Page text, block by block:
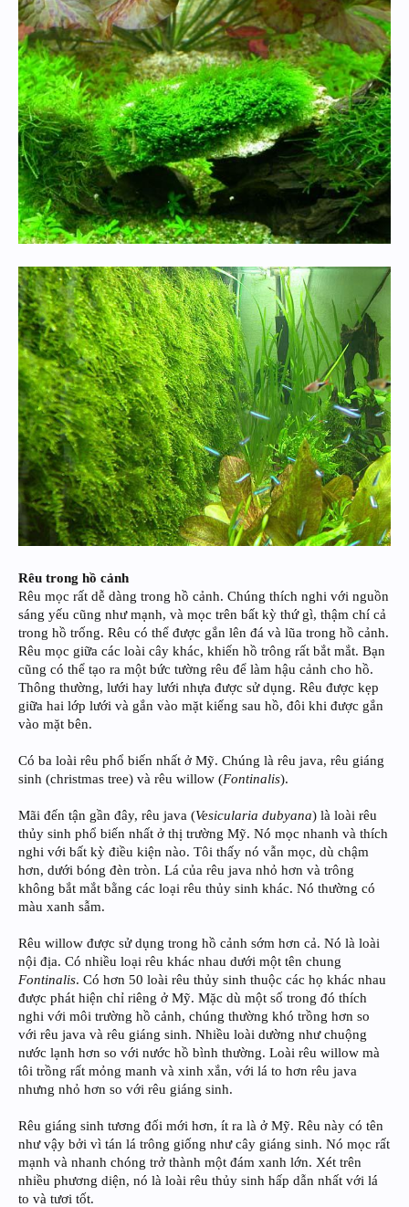
Rêu trong hồ cảnh
Rêu mọc rất dễ dàng trong hồ cảnh. Chúng thích nghi với nguồn
sáng yếu cũng như mạnh, và mọc trên bất kỳ thứ gì, thậm chí cả
trong hồ trống. Rêu có thể được gắn lên đá và lũa trong hồ cảnh.
Rêu mọc giữa các loài cây khác, khiến hồ trông rất bắt mắt. Bạn
cũng có thể tạo ra một bức tường rêu để làm hậu cảnh cho hồ.
Thông thường, lưới hay lưới nhựa được sử dụng. Rêu được kẹp
giữa hai lớp lưới và gắn vào mặt kiếng sau hồ, đôi khi được gắn
vào mặt bên.
Có ba loài rêu phổ biến nhất ở Mỹ. Chúng là rêu java, rêu giáng
sinh (christmas tree) và rêu willow (Fontinalis).
Mãi đến tận gần đây, rêu java (Vesicularia dubyana) là loài rêu
thủy sinh phổ biến nhất ở thị trường Mỹ. Nó mọc nhanh và thích
nghi với bất kỳ điều kiện nào. Tôi thấy nó vẫn mọc, dù chậm
hơn, dưới bóng đèn tròn. Lá của rêu java nhỏ hơn và trông
không bắt mắt bằng các loại rêu thủy sinh khác. Nó thường có
màu xanh sẫm.
Rêu willow được sử dụng trong hồ cảnh sớm hơn cả. Nó là loài
nội địa. Có nhiều loại rêu khác nhau dưới một tên chung
Fontinalis. Có hơn 50 loài rêu thủy sinh thuộc các họ khác nhau
được phát hiện chỉ riêng ở Mỹ. Mặc dù một số trong đó thích
nghi với môi trường hồ cảnh, chúng thường khó trồng hơn so
với rêu java và rêu giáng sinh. Nhiều loài dường như chuộng
nước lạnh hơn so với nước hồ bình thường. Loài rêu willow mà
tôi trồng rất mỏng manh và xinh xắn, với lá to hơn rêu java
nhưng nhỏ hơn so với rêu giáng sinh.
Rêu giáng sinh tương đối mới hơn, ít ra là ở Mỹ. Rêu này có tên
như vậy bởi vì tán lá trông giống như cây giáng sinh. Nó mọc rất
mạnh và nhanh chóng trở thành một đám xanh lớn. Xét trên
nhiều phương diện, nó là loài rêu thủy sinh hấp dẫn nhất với lá
to và tươi tốt.